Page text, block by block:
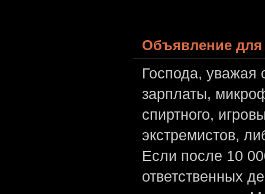
Объявление для
Господа,
зарплаты,
спиртного,
экстремистов,
Если после 10
ответственных